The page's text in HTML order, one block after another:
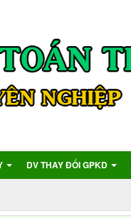
DV THAY ĐỔI GPKD